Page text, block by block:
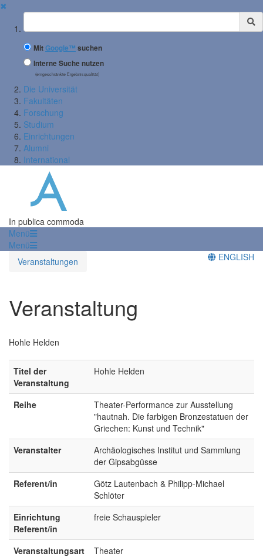
✖
Suchbegriff
MitGoogle™ suchen
Interne Suche nutzen
(eingeschränkte Ergebnisqualität)
Die Universität
Fakultäten
Forschung
Studium
Einrichtungen
Alumni
International
In publica commoda
Menü
Menü
Veranstaltungen
ENGLISH
Veranstaltung
Hohle Helden
Titel der
Veranstaltung
Hohle Helden
Reihe
Theater-Performance zur Ausstellung
"hautnah. Die farbigen Bronzestatuen der
Griechen: Kunst und Technik"
Veranstalter
Archäologisches Institut und Sammlung
der Gipsabgüsse
Referent/in
Götz Lautenbach & Philipp-Michael
Schlöter
Einrichtung
Referent/in
freie Schauspieler
Veranstaltungsart
Theater